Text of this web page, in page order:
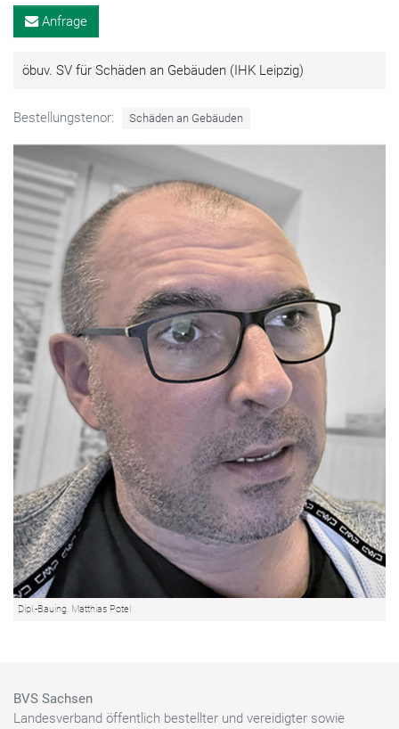
Anfrage
öbuv. SV für Schäden an Gebäuden (IHK Leipzig)
Bestellungstenor: Schäden an Gebäuden
Dipl.-Bauing. Matthias Potel
BVS Sachsen
Landesverband öffentlich bestellter und vereidigter sowie